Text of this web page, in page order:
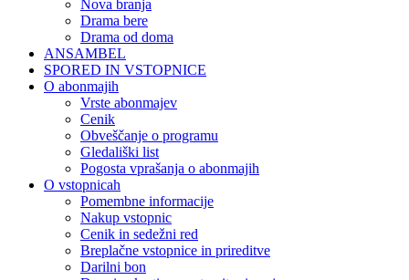
Nova branja
Drama bere
Drama od doma
ANSAMBEL
SPORED IN VSTOPNICE
O abonmajih
Vrste abonmajev
Cenik
Obveščanje o programu
Gledališki list
Pogosta vprašanja o abonmajih
O vstopnicah
Pomembne informacije
Nakup vstopnic
Cenik in sedežni red
Breplačne vstopnice in prireditve
Darilni bon